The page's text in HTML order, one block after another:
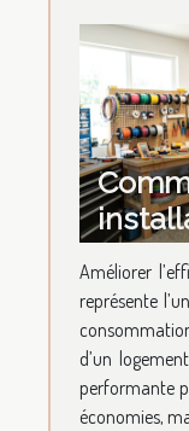
pour
Améliorer
représente
d’un
performante
économies,